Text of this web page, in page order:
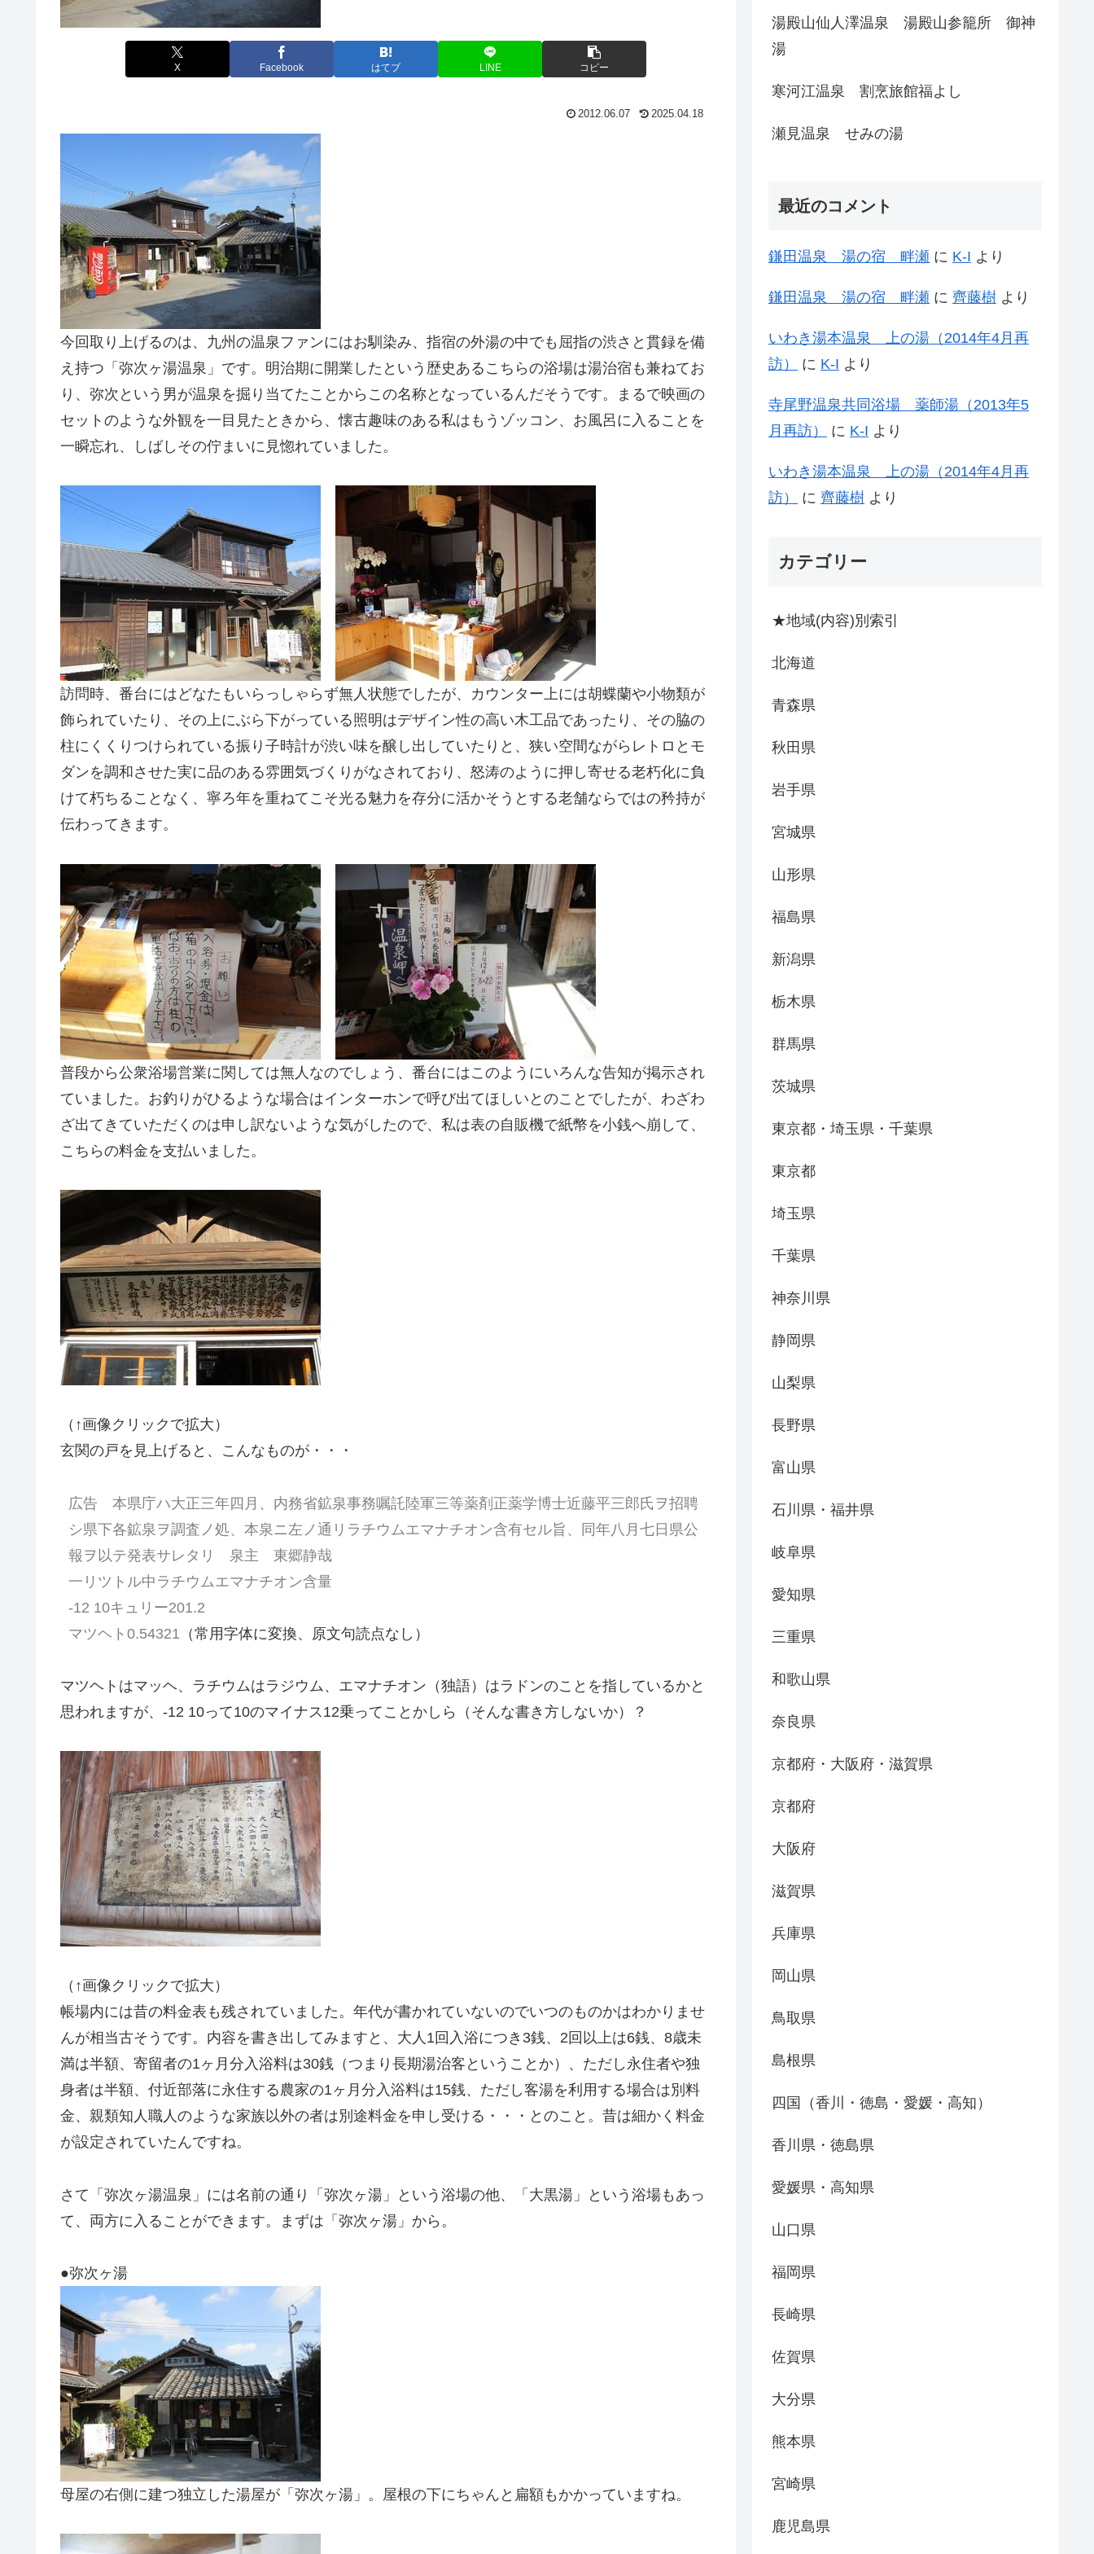
X Facebook はてブ LINE コピー
2012.06.07 2025.04.18
今回取り上げるのは、九州の温泉ファンにはお馴染み、指宿の外湯の中でも屈指の渋さと貫録を備
え持つ「弥次ヶ湯温泉」です。明治期に開業したという歴史あるこちらの浴場は湯治宿も兼ねてお
り、弥次という男が温泉を掘り当てたことからこの名称となっているんだそうです。まるで映画の
セットのような外観を一目見たときから、懐古趣味のある私はもうゾッコン、お風呂に入ることを
一瞬忘れ、しばしその佇まいに見惚れていました。
訪問時、番台にはどなたもいらっしゃらず無人状態でしたが、カウンター上には胡蝶蘭や小物類が
飾られていたり、その上にぶら下がっている照明はデザイン性の高い木工品であったり、その脇の
柱にくくりつけられている振り子時計が渋い味を醸し出していたりと、狭い空間ながらレトロとモ
ダンを調和させた実に品のある雰囲気づくりがなされており、怒涛のように押し寄せる老朽化に負
けて朽ちることなく、寧ろ年を重ねてこそ光る魅力を存分に活かそうとする老舗ならではの矜持が
伝わってきます。
普段から公衆浴場営業に関しては無人なのでしょう、番台にはこのようにいろんな告知が掲示され
ていました。お釣りがひるような場合はインターホンで呼び出てほしいとのことでしたが、わざわ
ざ出てきていただくのは申し訳ないような気がしたので、私は表の自販機で紙幣を小銭へ崩して、
こちらの料金を支払いました。
（↑画像クリックで拡大）
玄関の戸を見上げると、こんなものが・・・
広告 本県庁ハ大正三年四月、内務省鉱泉事務嘱託陸軍三等薬剤正薬学博士近藤平三郎氏ヲ招聘
シ県下各鉱泉ヲ調査ノ処、本泉ニ左ノ通リラチウムエマナチオン含有セル旨、同年八月七日県公
報ヲ以テ発表サレタリ 泉主 東郷静哉
一リツトル中ラチウムエマナチオン含量
-12 10キュリー201.2
マツヘト0.54321 （常用字体に変換、原文句読点なし）
マツヘトはマッヘ、ラチウムはラジウム、エマナチオン（独語）はラドンのことを指しているかと
思われますが、-12 10って10のマイナス12乗ってことかしら（そんな書き方しないか）？
（↑画像クリックで拡大）
帳場内には昔の料金表も残されていました。年代が書かれていないのでいつのものかはわかりませ
んが相当古そうです。内容を書き出してみますと、大人1回入浴につき3銭、2回以上は6銭、8歳未
満は半額、寄留者の1ヶ月分入浴料は30銭（つまり長期湯治客ということか）、ただし永住者や独
身者は半額、付近部落に永住する農家の1ヶ月分入浴料は15銭、ただし客湯を利用する場合は別料
金、親類知人職人のような家族以外の者は別途料金を申し受ける・・・とのこと。昔は細かく料金
が設定されていたんですね。
さて「弥次ヶ湯温泉」には名前の通り「弥次ヶ湯」という浴場の他、「大黒湯」という浴場もあっ
て、両方に入ることができます。まずは「弥次ヶ湯」から。
●弥次ヶ湯
母屋の右側に建つ独立した湯屋が「弥次ヶ湯」。屋根の下にちゃんと扁額もかかっていますね。
湯殿山仙人澤温泉 湯殿山参籠所 御神
湯
寒河江温泉 割烹旅館福よし
瀬見温泉 せみの湯
最近のコメント
鎌田温泉 湯の宿 畔瀬 に K-I より
鎌田温泉 湯の宿 畔瀬 に 齊藤樹 より
いわき湯本温泉 上の湯（2014年4月再
訪）
に K-I より
寺尾野温泉共同浴場 薬師湯（2013年5
月再訪）
に K-I より
いわき湯本温泉 上の湯（2014年4月再
訪）
に 齊藤樹 より
カテゴリー
★地域(内容)別索引
北海道
青森県
秋田県
岩手県
宮城県
山形県
福島県
新潟県
栃木県
群馬県
茨城県
東京都・埼玉県・千葉県
東京都
埼玉県
千葉県
神奈川県
静岡県
山梨県
長野県
富山県
石川県・福井県
岐阜県
愛知県
三重県
和歌山県
奈良県
京都府・大阪府・滋賀県
京都府
大阪府
滋賀県
兵庫県
岡山県
鳥取県
島根県
四国（香川・徳島・愛媛・高知）
香川県・徳島県
愛媛県・高知県
山口県
福岡県
長崎県
佐賀県
大分県
熊本県
宮崎県
鹿児島県